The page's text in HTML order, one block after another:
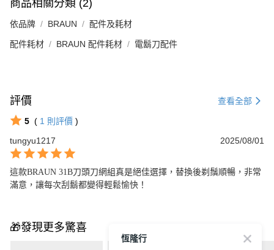
商品相關分類 (2)
依品牌 BRAUN 配件及耗材
配件耗材 BRAUN 配件耗材 電鬍刀配件
評價 查看全部
5 ( 1 則評價 )
tungyu1217
2025/08/01
這款BRAUN 31B刀頭刀網組真是絕佳選擇，替換後剃鬚順暢，非常
滿意，讓每次刮鬍都變得輕鬆愉快！
🎁發現更多驚喜
恆隆行